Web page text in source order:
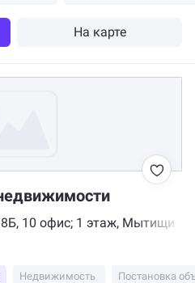
На карте
10 офис; 1 этаж, Мытищи
Недвижимость